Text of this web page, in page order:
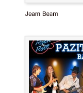
Jeam Beam